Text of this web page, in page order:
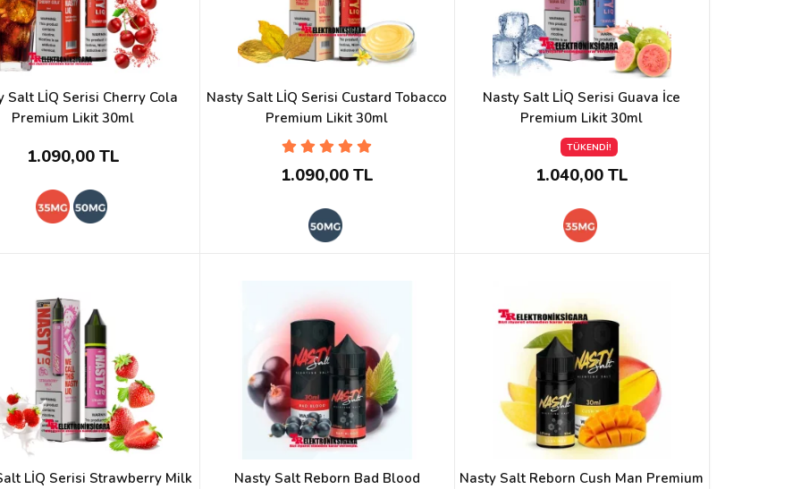
Salt LİQ Serisi Cherry Cola
Premium Likit 30ml
1.090,00 TL
Nasty Salt LİQ Serisi Custard Tobacco
Premium Likit 30ml
1.090,00 TL
Nasty Salt LİQ Serisi Guava İce
Premium Likit 30ml
TÜKENDİ!
1.040,00 TL
LİQ Serisi Strawberry Milk
Nasty Salt Reborn Bad Blood
Nasty Salt Reborn Cush Man Premium